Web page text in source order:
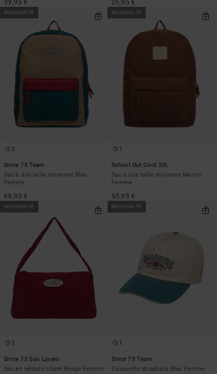
39,95 € 25,95 €
NOUVEAUTÉ
2
Since 73 Team
Sac à dos taille moyenne Bleu
Femme
69,95 €
NOUVEAUTÉ
1
School Out Cord 20L
Sac à dos taille moyenne Marron
Femme
55,95 €
NOUVEAUTÉ
1
Since 73 Sun Lovers
Sac en velours côtelé Rouge Femme
NOUVEAUTÉ
1
Since 73 Team
Casquette strapback Bleu Femme